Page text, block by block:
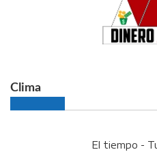
Clima
El tiempo -